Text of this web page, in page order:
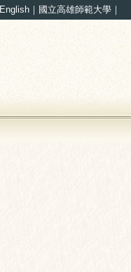
English ｜ 國立高雄師範大學 ｜